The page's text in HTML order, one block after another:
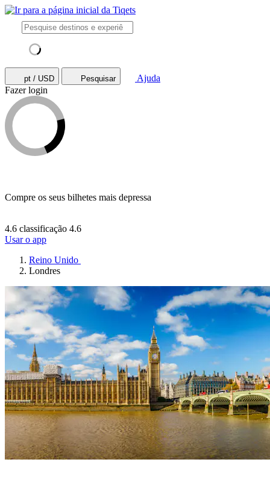
pt / USD Pesquisar
Ajuda
Fazer login
Compre os seus bilhetes mais depressa
4.6 classificação 4.6
Usar o app
Reino Unido
Londres